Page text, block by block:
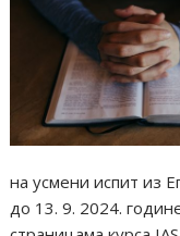
на усмени испит из
до 13. 9. 2024.